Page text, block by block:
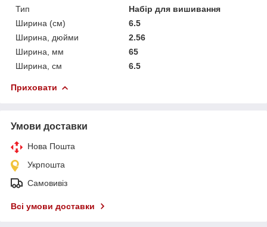
Тип
Набір для вишивання
Ширина (см)
6.5
Ширина, дюйми
2.56
Ширина, мм
65
Ширина, см
6.5
Приховати
Умови доставки
Нова Пошта
Укрпошта
Самовивіз
Всі умови доставки